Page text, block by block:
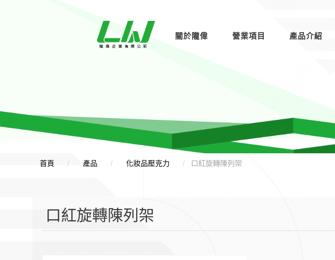
關於隴偉 營業項目 產品介紹
首頁 產品 化妝品壓克力 口紅旋轉陳列架
口紅旋轉陳列架